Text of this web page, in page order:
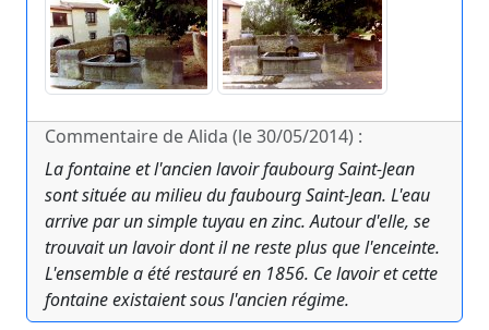
Commentaire de Alida (le 30/05/2014) :
La fontaine et l'ancien lavoir faubourg Saint-Jean
sont située au milieu du faubourg Saint-Jean. L'eau
arrive par un simple tuyau en zinc. Autour d'elle, se
trouvait un lavoir dont il ne reste plus que l'enceinte.
L'ensemble a été restauré en 1856. Ce lavoir et cette
fontaine existaient sous l'ancien régime.